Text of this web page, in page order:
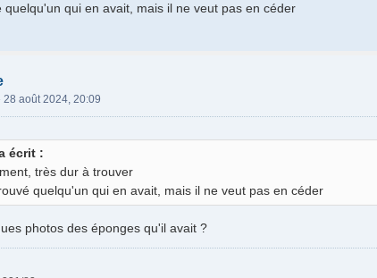
quelqu'un qui en avait, mais il ne veut pas en céder
28 août 2024, 20:09
écrit :
très dur à trouver
quelqu'un qui en avait, mais il ne veut pas en céder
photos des éponges qu'il avait ?